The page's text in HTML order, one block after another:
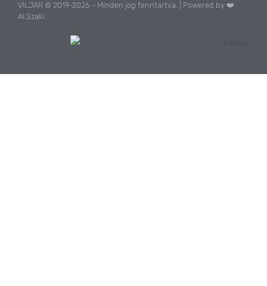
VILJAR © 2019-2026 - Minden jog fenntartva. | Powered by ❤️
AI.Szaki